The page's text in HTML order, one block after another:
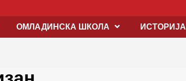
OМЛАДИНСКА ШКОЛА ИСТОРИЈА